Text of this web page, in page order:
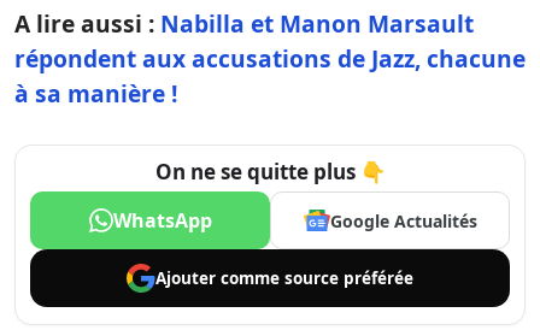
A lire aussi : Nabilla et Manon Marsault
répondent aux accusations de Jazz, chacune
à sa manière !
On ne se quitte plus 👇
WhatsApp Google Actualités
Ajouter comme source préférée